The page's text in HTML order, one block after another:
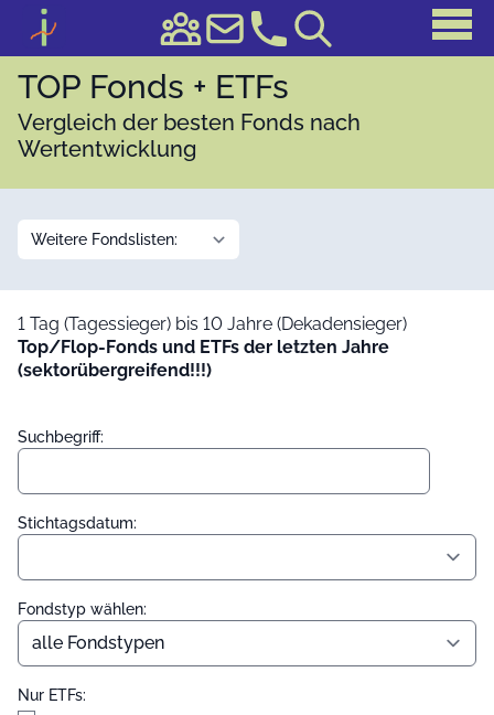
TOP Fonds + ETFs
Vergleich der besten Fonds nach
Wertentwicklung
1 Tag (Tagessieger) bis 10 Jahre (Dekadensieger)
Top/Flop-Fonds und ETFs der letzten Jahre
(sektorübergreifend!!!)
Suchbegriff:
Stichtagsdatum:
Fondstyp wählen:
Nur ETFs: